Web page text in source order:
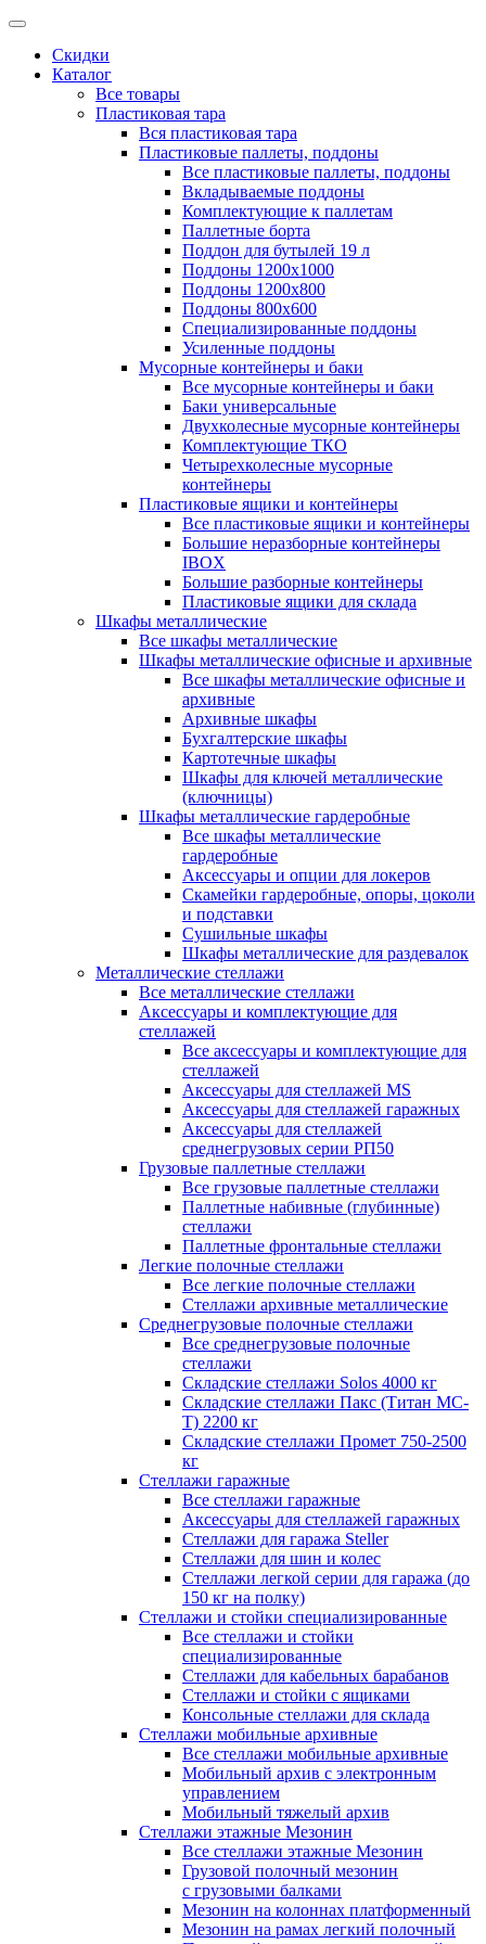
Скидки
Каталог
Все товары
Пластиковая тара
Вся пластиковая тара
Пластиковые паллеты, поддоны
Все пластиковые паллеты, поддоны
Вкладываемые поддоны
Комплектующие к паллетам
Паллетные борта
Поддон для бутылей 19 л
Поддоны 1200х1000
Поддоны 1200х800
Поддоны 800х600
Специализированные поддоны
Усиленные поддоны
Мусорные контейнеры и баки
Все мусорные контейнеры и баки
Баки универсальные
Двухколесные мусорные контейнеры
Комплектующие ТКО
Четырехколесные мусорные
контейнеры
Пластиковые ящики и контейнеры
Все пластиковые ящики и контейнеры
Большие неразборные контейнеры
IBOX
Большие разборные контейнеры
Пластиковые ящики для склада
Шкафы металлические
Все шкафы металлические
Шкафы металлические офисные и архивные
Все шкафы металлические офисные и
архивные
Архивные шкафы
Бухгалтерские шкафы
Картотечные шкафы
Шкафы для ключей металлические
(ключницы)
Шкафы металлические гардеробные
Все шкафы металлические
гардеробные
Аксессуары и опции для локеров
Скамейки гардеробные, опоры, цоколи
и подставки
Сушильные шкафы
Шкафы металлические для раздевалок
Металлические стеллажи
Все металлические стеллажи
Аксессуары и комплектующие для
стеллажей
Все аксессуары и комплектующие для
стеллажей
Аксессуары для стеллажей MS
Аксессуары для стеллажей гаражных
Аксессуары для стеллажей
среднегрузовых серии РП50
Грузовые паллетные стеллажи
Все грузовые паллетные стеллажи
Паллетные набивные (глубинные)
стеллажи
Паллетные фронтальные стеллажи
Легкие полочные стеллажи
Все легкие полочные стеллажи
Стеллажи архивные металлические
Среднегрузовые полочные стеллажи
Все среднегрузовые полочные
стеллажи
Складские стеллажи Solos 4000 кг
Складские стеллажи Пакс (Титан МС-
Т) 2200 кг
Складские стеллажи Промет 750-2500
кг
Стеллажи гаражные
Все стеллажи гаражные
Аксессуары для стеллажей гаражных
Стеллажи для гаража Steller
Стеллажи для шин и колес
Стеллажи легкой серии для гаража (до
150 кг на полку)
Стеллажи и стойки специализированные
Все стеллажи и стойки
специализированные
Стеллажи для кабельных барабанов
Стеллажи и стойки с ящиками
Консольные стеллажи для склада
Стеллажи мобильные архивные
Все стеллажи мобильные архивные
Мобильный архив с электронным
управлением
Мобильный тяжелый архив
Стеллажи этажные Мезонин
Все стеллажи этажные Мезонин
Грузовой полочный мезонин
с грузовыми балками
Мезонин на колоннах платформенный
Мезонин на рамах легкий полочный